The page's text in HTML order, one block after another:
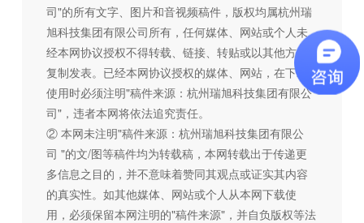
司"的所有文字、图片和音视频稿件，版权均属杭州瑞
旭科技集团有限公司所有，任何媒体、网站或个人未
经本网协议授权不得转载、链接、转贴或以其他方式
复制发表。已经本网协议授权的媒体、网站，在下载
使用时必须注明"稿件来源：杭州瑞旭科技集团有限公
司"，违者本网将依法追究责任。
② 本网未注明"稿件来源：杭州瑞旭科技集团有限公
司 "的文/图等稿件均为转载稿，本网转载出于传递更
多信息之目的，并不意味着赞同其观点或证实其内容
的真实性。如其他媒体、网站或个人从本网下载使
用，必须保留本网注明的"稿件来源"，并自负版权等法